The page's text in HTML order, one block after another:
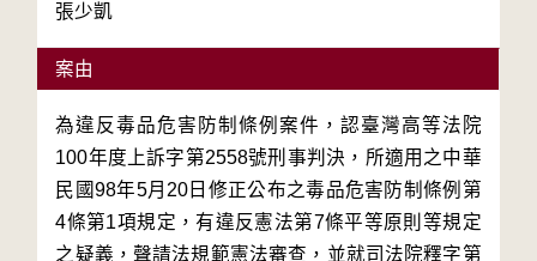
張少凱
案由
為違反毒品危害防制條例案件，認臺灣高等法院
100年度上訴字第2558號刑事判決，所適用之中華
民國98年5月20日修正公布之毒品危害防制條例第
4條第1項規定，有違反憲法第7條平等原則等規定
之疑義，聲請法規範憲法審查，並就司法院釋字第